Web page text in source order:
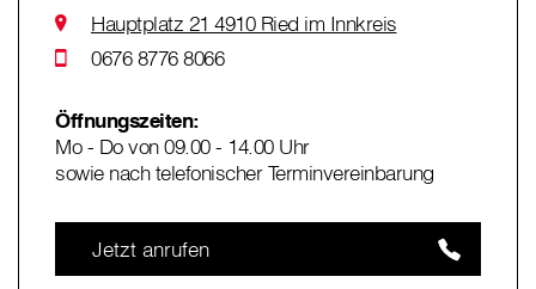
Hauptplatz 21 4910 Ried im Innkreis
0676 8776 8066
Öffnungszeiten:
Mo - Do von 09.00 - 14.00 Uhr
sowie nach telefonischer Terminvereinbarung
Jetzt anrufen